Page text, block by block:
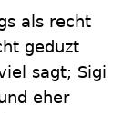
als recht
geduzt
sagt; Sigi
eher